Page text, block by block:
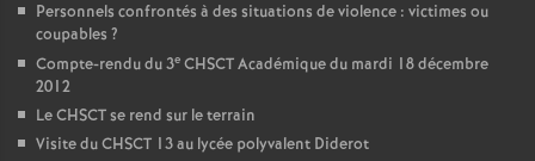
Personnels confrontés à des situations de violence : victimes ou
coupables ?
Compte-rendu du 3e CHSCT Académique du mardi 18 décembre
2012
Le CHSCT se rend sur le terrain
Visite du CHSCT 13 au lycée polyvalent Diderot